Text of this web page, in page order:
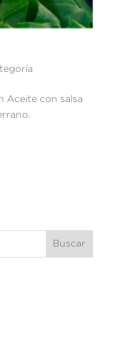
Aceite con salsa